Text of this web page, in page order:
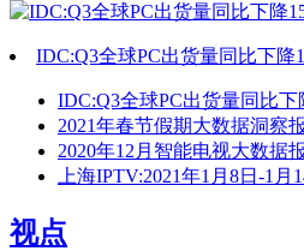
IDC:Q3全球PC出货量同比下降
IDC:Q3全球PC出货量同比下
2021年春节假期大数据洞察
2020年12月智能电视大数据
上海IPTV:2021年1月8日-1月
视点